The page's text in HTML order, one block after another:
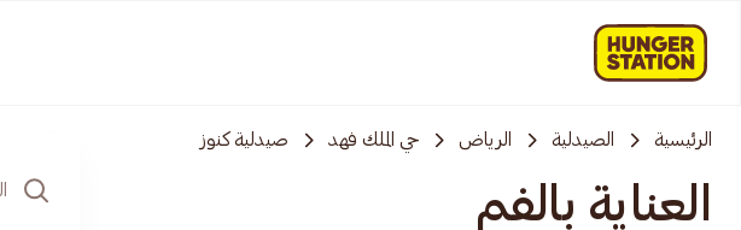
الرئيسية الصيدلية الرياض حي الملك فهد صيدلية كنوز
العناية بالفم